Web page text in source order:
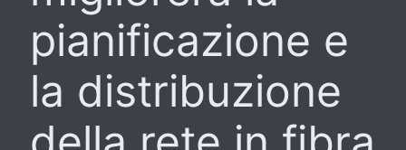
pianificazione e
la distribuzione